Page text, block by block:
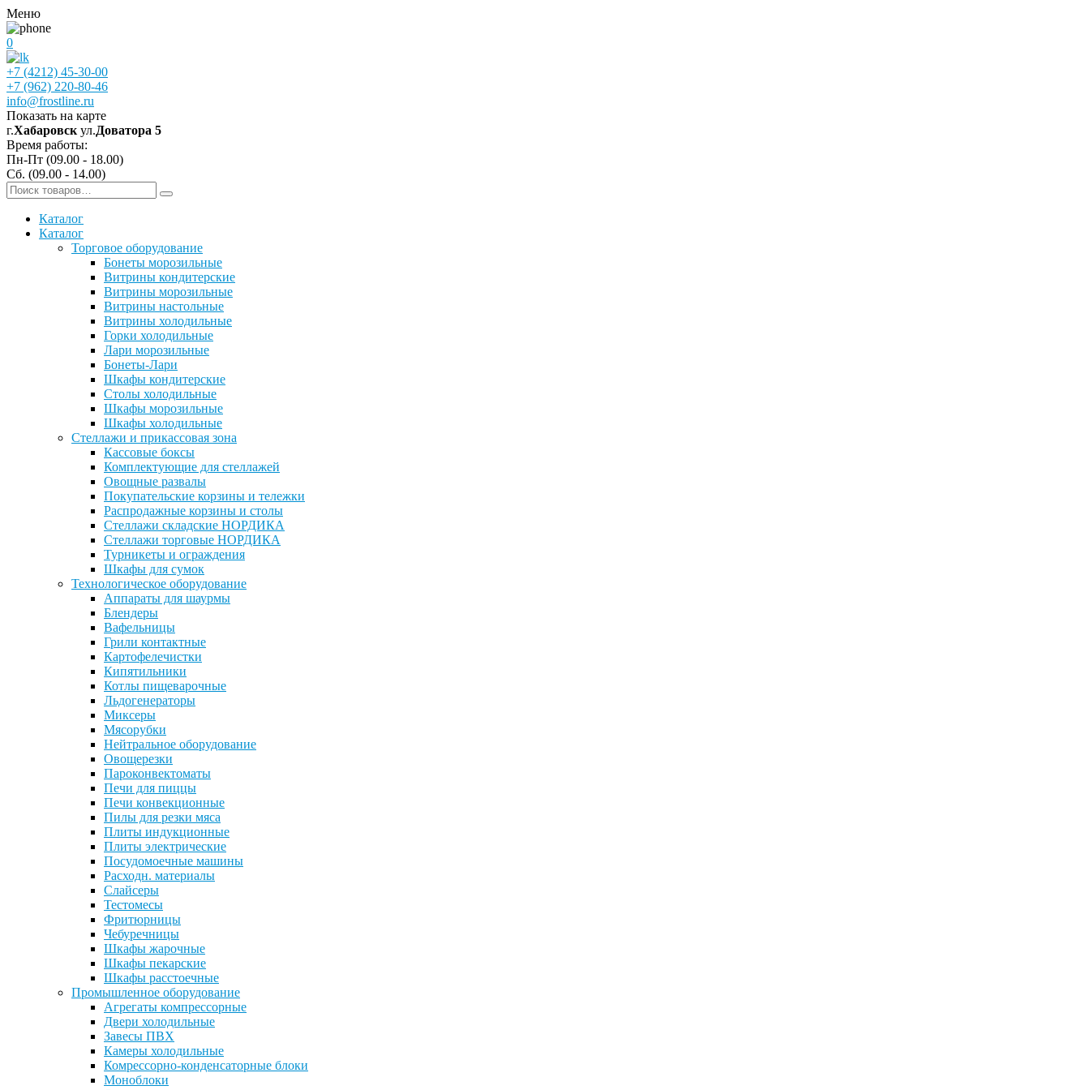
Меню
0
+7 (4212) 45-30-00
+7 (962) 220-80-46
info@frostline.ru
Показать на карте
г.Хабаровск ул.Доватора 5
Время работы:
Пн-Пт (09.00 - 18.00)
Сб. (09.00 - 14.00)
Каталог
Каталог
Торговое оборудование
Бонеты морозильные
Витрины кондитерские
Витрины морозильные
Витрины настольные
Витрины холодильные
Горки холодильные
Лари морозильные
Бонеты-Лари
Шкафы кондитерские
Столы холодильные
Шкафы морозильные
Шкафы холодильные
Стеллажи и прикассовая зона
Кассовые боксы
Комплектующие для стеллажей
Овощные развалы
Покупательские корзины и тележки
Распродажные корзины и столы
Стеллажи складские НОРДИКА
Стеллажи торговые НОРДИКА
Турникеты и ограждения
Шкафы для сумок
Технологическое оборудование
Аппараты для шаурмы
Блендеры
Вафельницы
Грили контактные
Картофелечистки
Кипятильники
Котлы пищеварочные
Льдогенераторы
Миксеры
Мясорубки
Нейтральное оборудование
Овощерезки
Пароконвектоматы
Печи для пиццы
Печи конвекционные
Пилы для резки мяса
Плиты индукционные
Плиты электрические
Посудомоечные машины
Расходн. материалы
Слайсеры
Тестомесы
Фритюрницы
Чебуречницы
Шкафы жарочные
Шкафы пекарские
Шкафы расстоечные
Промышленное оборудование
Агрегаты компрессорные
Двери холодильные
Завесы ПВХ
Камеры холодильные
Комрессорно-конденсаторные блоки
Моноблоки